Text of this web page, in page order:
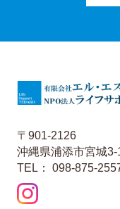
〒901-2126
沖縄県浦添市宮城3-
TEL： 098-875-